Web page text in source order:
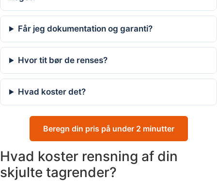
Får jeg dokumentation og garanti?
Hvor tit bør de renses?
Hvad koster det?
Beregn din pris på under 2 minutter
Hvad koster rensning af din
skjulte tagrender?